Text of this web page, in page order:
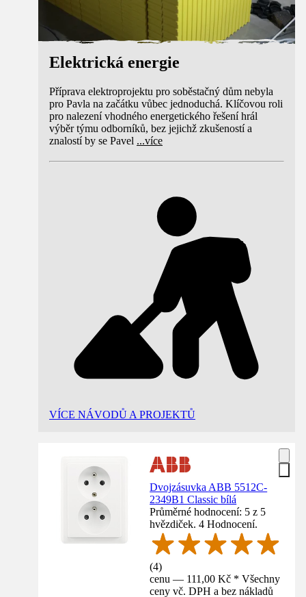
Elektrická energie
Příprava elektroprojektu pro soběstačný dům nebyla
pro Pavla na začátku vůbec jednoduchá. Klíčovou roli
pro nalezení vhodného energetického řešení hrál
výběr týmu odborníků, bez jejichž zkušeností a
znalostí by se Pavel ...více
VÍCE NÁVODŮ A PROJEKTŮ
Dvojzásuvka ABB 5512C-
2349B1 Classic bílá
Průměrné hodnocení: 5 z 5
hvězdiček. 4 Hodnocení.
(4)
cenu — 111,00 Kč * Všechny
ceny vč. DPH a bez nákladů